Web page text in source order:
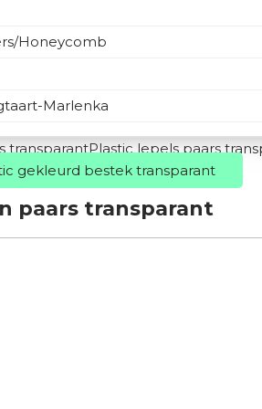
Honeycomb
Marlenka
transparantPlastic lepels paars
gekleurd bestek transparant
paars transparant